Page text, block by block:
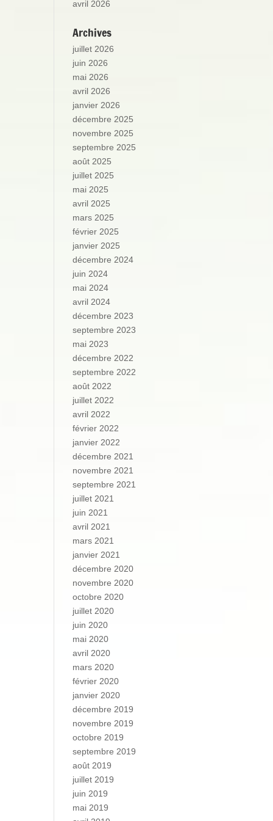
avril 2026
Archives
juillet 2026
juin 2026
mai 2026
avril 2026
janvier 2026
décembre 2025
novembre 2025
septembre 2025
août 2025
juillet 2025
mai 2025
avril 2025
mars 2025
février 2025
janvier 2025
décembre 2024
juin 2024
mai 2024
avril 2024
décembre 2023
septembre 2023
mai 2023
décembre 2022
septembre 2022
août 2022
juillet 2022
avril 2022
février 2022
janvier 2022
décembre 2021
novembre 2021
septembre 2021
juillet 2021
juin 2021
avril 2021
mars 2021
janvier 2021
décembre 2020
novembre 2020
octobre 2020
juillet 2020
juin 2020
mai 2020
avril 2020
mars 2020
février 2020
janvier 2020
décembre 2019
novembre 2019
octobre 2019
septembre 2019
août 2019
juillet 2019
juin 2019
mai 2019